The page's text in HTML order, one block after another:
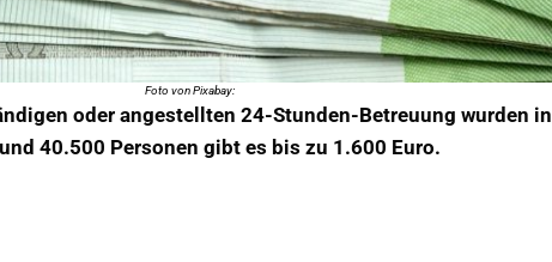
Foto von Pixabay:
oder angestellten 24-Stunden-Betreuung wurden in
40.500 Personen gibt es bis zu 1.600 Euro.